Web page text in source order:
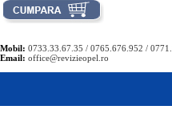
Mobil: 0733.33.67.35 / 0765.676.952 /
Email: office@revizieopel.ro